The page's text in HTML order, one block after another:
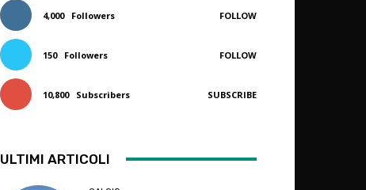
4,000 Followers FOLLOW
150 Followers FOLLOW
10,800 Subscribers SUBSCRIBE
ULTIMI ARTICOLI